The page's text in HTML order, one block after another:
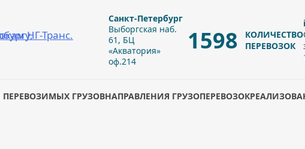
Санкт-Петербург
Выборгская наб.
61, БЦ
«Акватория»
оф.214
1598
КОЛИЧЕСТВО
ПЕРЕВОЗОК
ГРУЗОВНАПРАВЛЕНИЯ ГРУЗОПЕРЕВОЗОК